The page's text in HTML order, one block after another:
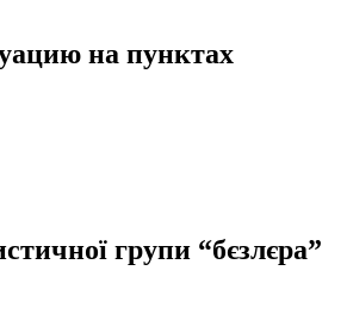
на пунктах
групи “бєзлєра”